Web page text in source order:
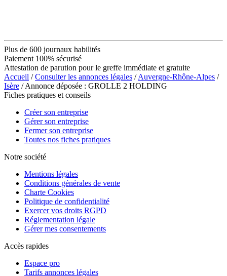
Plus de 600 journaux habilités
Paiement 100% sécurisé
Attestation de parution pour le greffe immédiate et gratuite
Accueil /Consulter les annonces légales /Auvergne-Rhône-Alpes /
Isère / Annonce déposée : GROLLE 2 HOLDING
Fiches pratiques et conseils
Créer son entreprise
Gérer son entreprise
Fermer son entreprise
Toutes nos fiches pratiques
Notre société
Mentions légales
Conditions générales de vente
Charte Cookies
Politique de confidentialité
Exercer vos droits RGPD
Réglementation légale
Gérer mes consentements
Accès rapides
Espace pro
Tarifs annonces légales